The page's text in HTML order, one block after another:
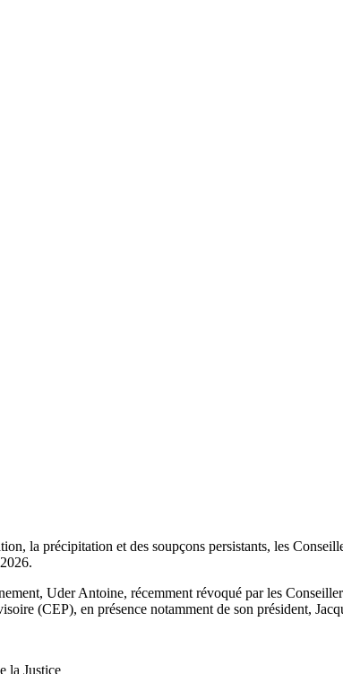
la précipitation et des soupçons persistants, les
Uder Antoine, récemment révoqué par les
(CEP), en présence notamment de son président,